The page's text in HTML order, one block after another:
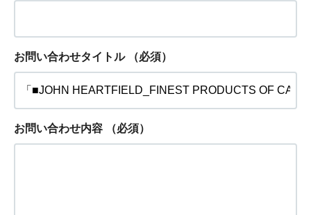
お問い合わせタイトル （必須）
お問い合わせ内容 （必須）